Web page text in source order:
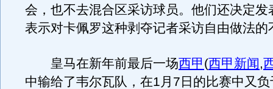
会，也不去混合区采访球员。他们还决定发
表示对卡佩罗这种剥夺记者采访自由做法的
皇马在新年前最后一场西甲 (西甲新闻,
中输给了韦尔瓦队，在1月7日的比赛中又